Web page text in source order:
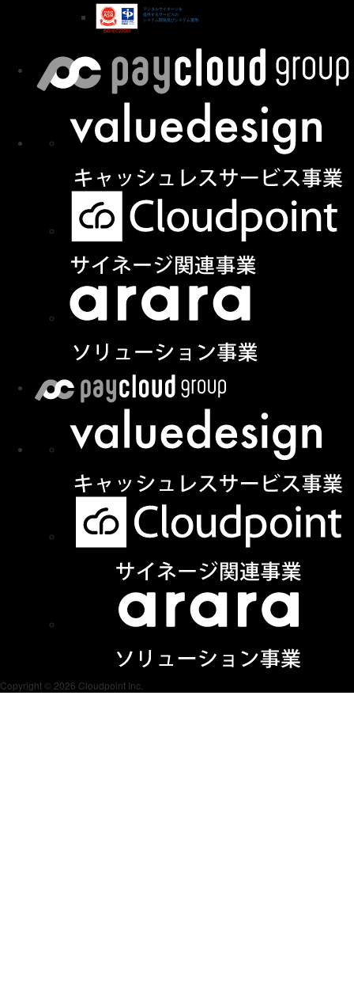
デジタルサイネージを
提供するサービスの
システム開発及びシステム運用
Copyright © 2026 Cloudpoint Inc.